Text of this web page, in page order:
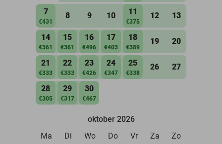
7
€431
8 9 10 11
€375
12 13
14
€361
15
€361
16
€496
17
€403
18
€389
19 20
21
€333
22
€333
23
€426
24
€347
25
€338
26 27
28
€305
29
€317
30
€467
oktober 2026
Ma
Di Wo Do Vr Za Zo